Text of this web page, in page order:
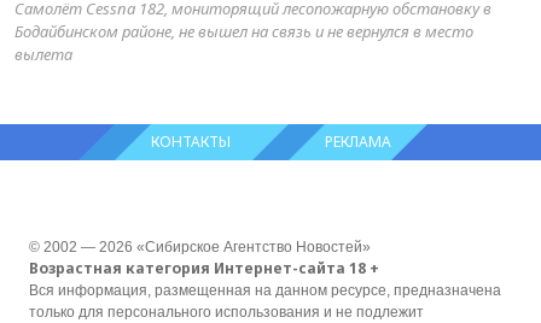
Самолёт Cessna 182, мониторящий лесопожарную обстановку в
Бодайбинском районе, не вышел на связь и не вернулся в место
вылета
КОНТАКТЫ РЕКЛАМА
© 2002 — 2026 «Сибирское Агентство Новостей»
Возрастная категория Интернет-сайта 18 +
Вся информация, размещенная на данном ресурсе, предназначена
только для персонального использования и не подлежит